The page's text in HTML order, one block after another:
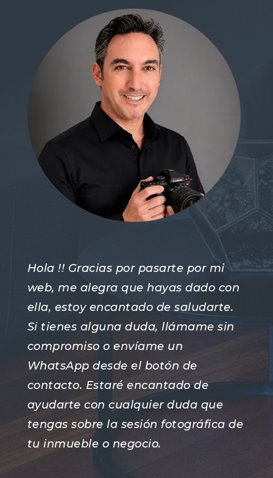
Hola !! Gracias por pasarte por mi
web, me alegra que hayas dado con
ella, estoy encantado de saludarte.
Si tienes alguna duda, llámame sin
compromiso o envíame un
WhatsApp desde el botón de
contacto. Estaré encantado de
ayudarte con cualquier duda que
tengas sobre la sesión fotográfica de
tu inmueble o negocio.